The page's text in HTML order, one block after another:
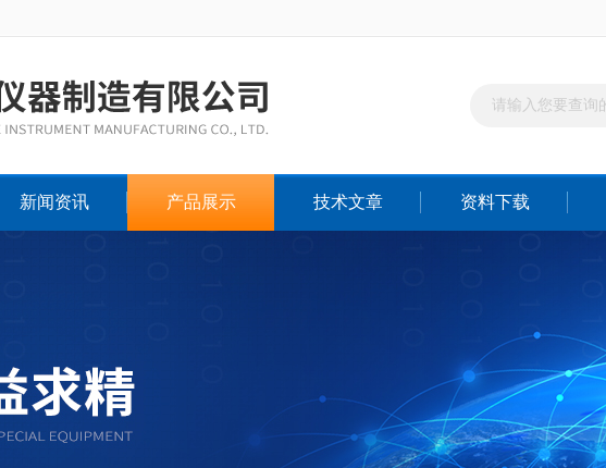
新闻资讯 产品展示 技术文章 资料下载